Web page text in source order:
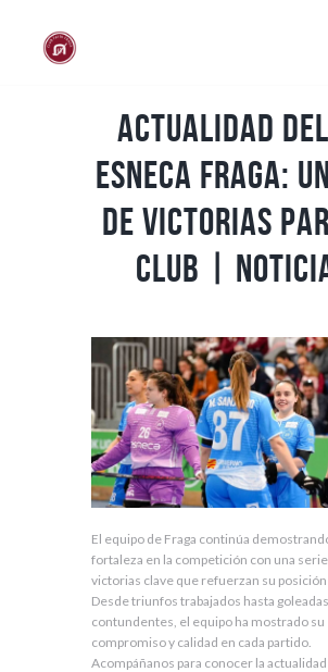
Actualidad del
Esneca Fraga:
de victorias
club |
El equipo de Fraga continúa
fortaleza en la competición con una
victorias clave que refuerzan su posición
Desde triunfos trabajados hasta goleadas
contundentes, el equipo ha mostrado su
compromiso y calidad en cada partido.
Acompáñanos para conocer la actualidad